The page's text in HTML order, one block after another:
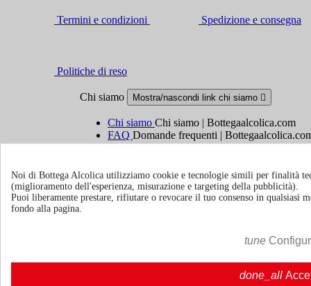
Termini e condizioni Spedizione e consegna
Politiche di reso
Chi siamo Mostra/nascondi link chi siamo 
Chi siamo Chi siamo | Bottegaalcolica.com
FAQ Domande frequenti |
Contattaci
Informazioni Mostra/nascondi link informazioni
Mostra/nascondi i link del tuo account
Noi di Bottega Alcolica utilizziamo cookie e tecnologie simili per finalità
(miglioramento dell'esperienza, misurazione e targeting della pubblicità).
Puoi liberamente prestare, rifiutare o revocare il tuo consenso in qualsiasi
fondo alla pagina.
tune
done_all